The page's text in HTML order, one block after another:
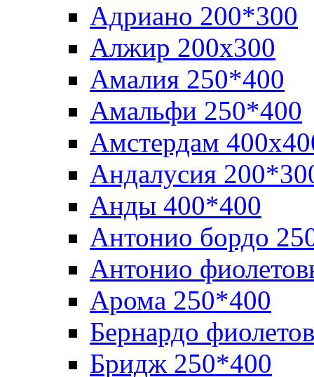
Адриано 200*300
Алжир 200х300
Амалия 250*400
Амальфи 250*400
Амстердам
Андалусия
Анды 400*400
Антонио бордо
Антонио
Арома 250*400
Бернардо
Бридж 250*400